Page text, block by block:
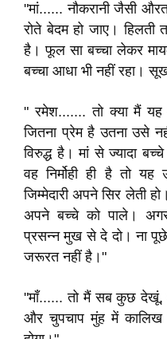
"मां...... नौकरानी जैसी
रोते बेदम हो जाए।
है। फूल सा बच्चा लेकर
बच्चा आधा भी नहीं रहा।
" रमेश....... तो क्या मैं
जितना प्रेम है उतना उसे
विरुद्ध है। मां से ज्यादा
वह निर्मोही ही है तो
जिम्मेदारी अपने सिर लेती
अपने बच्चे को पाले।
प्रसन्न मुख से दे दो। ना
जरूरत नहीं है।"
"माँ...... तो मैं सब कुछ
और चुपचाप मुंह में